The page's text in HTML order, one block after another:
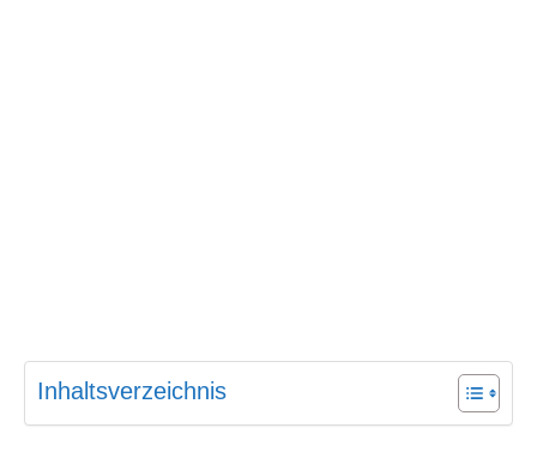
Inhaltsverzeichnis